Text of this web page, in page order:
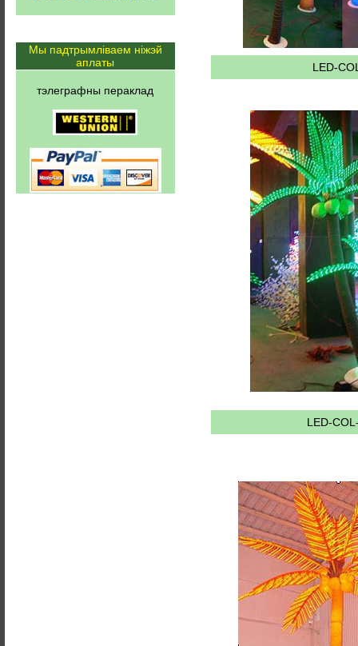
LED-
LED-
Мы падтрымліваем ніжэй
аплаты
тэлеграфны пераклад